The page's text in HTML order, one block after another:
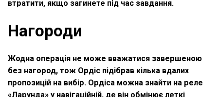
втратити, якщо загинете під час завдання.
Нагороди
Жодна операція не може вважатися завершеною
без нагород, тож Ордіс підібрав кілька вдалих
пропозицій на вибір. Ордіса можна знайти на реле
«Ларунда» у навігаційній, де він обмінює леткі